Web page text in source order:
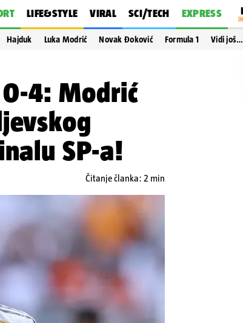
LIFE&STYLE VIRAL SCI/TECH EXPRESS
Hajduk Luka Modrić Novak Đoković Formula 1 Vidi još…
0-4: Modrić
SP-a!
Čitanje članka: 2 min